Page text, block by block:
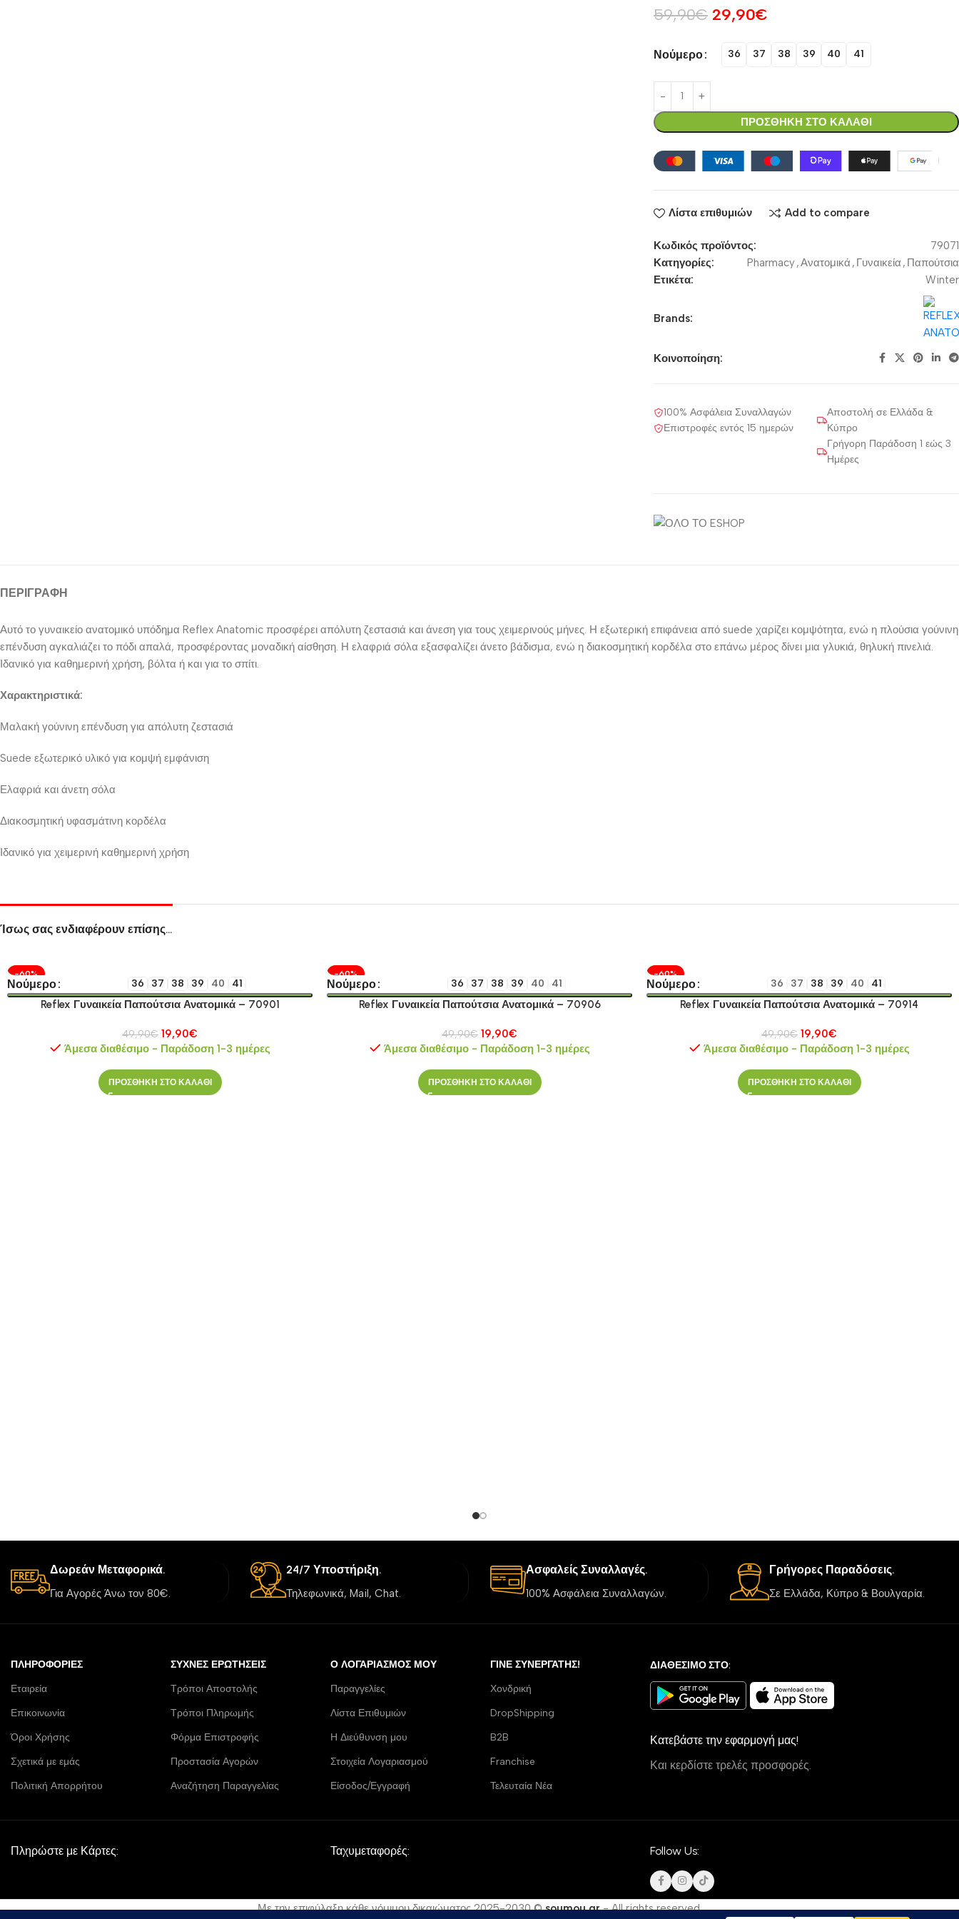
59,90€ 29,90€
Νούμερο 36 37 38 39 40 41
ΠΡΟΣΘΗΚΗ ΣΤΟ ΚΑΛΑΘΙ
Λίστα επιθυμιών Add to compare
Κωδικός προϊόντος:
79071
Κατηγορίες:
Pharmacy,Ανατομικά , Γυναικεία , Παπούτσια
Ετικέτα:
Winter
Brands:
Κοινοποίηση:
100% Ασφάλεια Συναλλαγών
Επιστροφές εντός 15 ημερών
Αποστολή σε Ελλάδα &
Κύπρο
Γρήγορη Παράδοση 1 εώς 3
Ημέρες
ΠΕΡΙΓΡΑΦΉ
Αυτό το γυναικείο ανατομικό υπόδημα Reflex Anatomic προσφέρει απόλυτη ζεστασιά και άνεση για τους χειμερινούς μήνες. Η εξωτερική επιφάνεια από suede χαρίζει κομψότητα, ενώ η πλούσια γούνινη
επένδυση αγκαλιάζει το πόδι απαλά, προσφέροντας μοναδική αίσθηση. Η ελαφριά σόλα εξασφαλίζει άνετο βάδισμα, ενώ η διακοσμητική κορδέλα στο επάνω μέρος δίνει μια γλυκιά, θηλυκή πινελιά.
Ιδανικό για καθημερινή χρήση, βόλτα ή και για το σπίτι.
Χαρακτηριστικά:
Μαλακή γούνινη επένδυση για απόλυτη ζεστασιά
Suede εξωτερικό υλικό για κομψή εμφάνιση
Ελαφριά και άνετη σόλα
Διακοσμητική υφασμάτινη κορδέλα
Ιδανικό για χειμερινή καθημερινή χρήση
Ίσως σας ενδιαφέρουν επίσης…
-60%
Νούμερο 36 37 38 39 40 41
Reflex Γυναικεία Παπούτσια Ανατομικά – 70901
49,90€ 19,90€
Άμεσα διαθέσιμο - Παράδοση 1-3 ημέρες
ΠΡΟΣΘΗΚΗ ΣΤΟ ΚΑΛΑΘΙ
-60%
Νούμερο 36 37 38 39 40 41
Reflex Γυναικεία Παπούτσια Ανατομικά – 70906
49,90€ 19,90€
Άμεσα διαθέσιμο - Παράδοση 1-3 ημέρες
ΠΡΟΣΘΗΚΗ ΣΤΟ ΚΑΛΑΘΙ
-60%
Νούμερο 36 37 38 39 40 41
Reflex Γυναικεία Παπούτσια Ανατομικά – 70914
49,90€ 19,90€
Άμεσα διαθέσιμο - Παράδοση 1-3 ημέρες
ΠΡΟΣΘΗΚΗ ΣΤΟ ΚΑΛΑΘΙ
Δωρεάν Μεταφορικά.
Για Αγορές Άνω τον 80€.
24/7 Υποστήριξη.
Τηλεφωνικά, Mail, Chat.
Ασφαλείς Συναλλαγές.
100% Ασφάλεια Συναλλαγών.
Γρήγορες Παραδόσεις.
Σε Ελλάδα, Κύπρο & Βουλγαρία.
ΠΛΗΡΟΦΟΡΊΕΣ
Εταιρεία
Επικοινωνία
Όροι Χρήσης
Σχετικά με εμάς
Πολιτική Απορρήτου
ΣΥΧΝΈΣ ΕΡΩΤΉΣΕΙΣ
Τρόποι Αποστολής
Τρόποι Πληρωμής
Φόρμα Επιστροφής
Προστασία Αγορών
Αναζήτηση Παραγγελίας
Ο ΛΟΓΑΡΙΑΣΜΌΣ ΜΟΥ
Παραγγελίες
Λίστα Επιθυμιών
Η Διεύθυνση μου
Στοιχεία Λογαριασμού
Είσοδος/Εγγραφή
ΓΊΝΕ ΣΥΝΕΡΓΆΤΗΣ!
Χονδρική
DropShipping
B2B
Franchise
Τελευταία Νέα
ΔΙΑΘΕΣΙΜΟ ΣΤΟ:
Κατεβάστε την εφαρμογή μας!
Και κερδίστε τρελές προσφορές.
Πληρώστε με Κάρτες: Ταχυμεταφορές: Follow Us:
Με την επιφύλαξη κάθε νόμιμου δικαιώματος 2025-2030 ©soumou.gr- All rights reserved.